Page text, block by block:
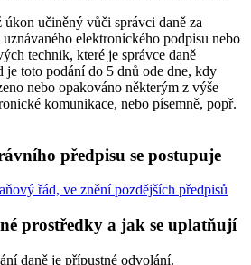
učiněný vůči správci daně za
elektronického podpisu nebo
technik, které je správce daně
toto podání do 5 dnů ode dne, kdy
nebo opakováno některým z výše
komunikace, nebo písemně, popř.
předpisu se postupuje
řád, ve znění pozdějších předpisů
prostředky a jak se uplatňují
daně je přípustné odvolání.